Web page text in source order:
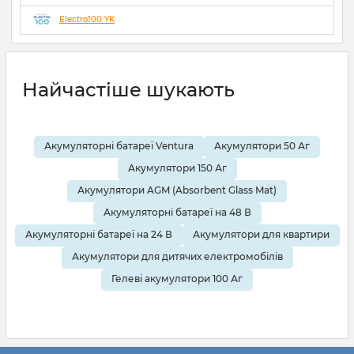
GEL, LiFePO4 акумуляторів
Electro100 YK
Найчастіше шукають
Акумуляторні батареї Ventura
Акумулятори 50 Аг
Акумулятори 150 Аг
Акумулятори AGM (Absorbent Glass Mat)
Акумуляторні батареї на 48 В
Акумуляторні батареї на 24 В
Акумулятори для квартири
Акумулятори для дитячих електромобілів
Гелеві акумулятори 100 Аг